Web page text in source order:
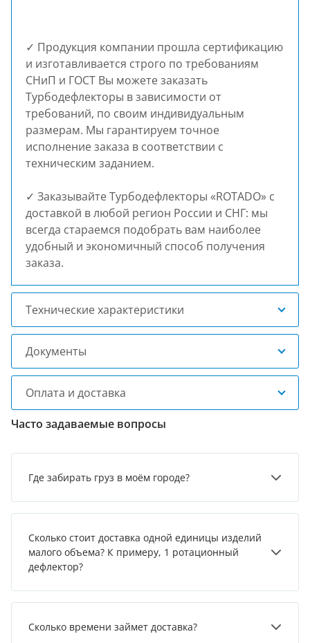
✓ Продукция компании прошла сертификацию
и изготавливается строго по требованиям
СНиП и ГОСТ Вы можете заказать
Турбодефлекторы в зависимости от
требований, по своим индивидуальным
размерам. Мы гарантируем точное
исполнение заказа в соответствии с
техническим заданием.
✓ Заказывайте Турбодефлекторы «ROTADO» с
доставкой в любой регион России и СНГ: мы
всегда стараемся подобрать вам наиболее
удобный и экономичный способ получения
заказа.
Технические характеристики
Документы
Оплата и доставка
Часто задаваемые вопросы
Где забирать груз в моём городе?
Сколько стоит доставка одной единицы изделий
малого объема? К примеру, 1 ротационный
дефлектор?
Сколько времени займет доставка?